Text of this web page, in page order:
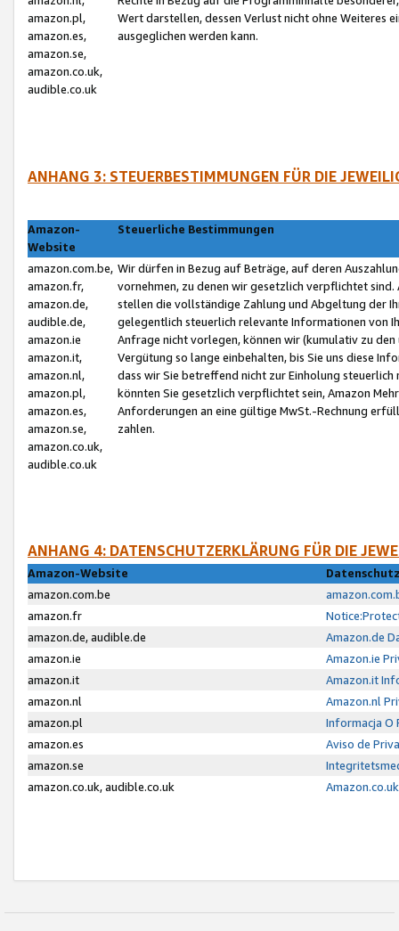
amazon.pl,
amazon.es,
amazon.se,
amazon.co.uk,
audible.co.uk
Wert darstellen, dessen Verlust nicht ohne Weiteres
ausgeglichen werden kann.
ANHANG 3: STEUERBESTIMMUNGEN FÜR DIE
Amazon-
Website
Steuerliche Bestimmungen
amazon.com.be,
amazon.fr,
amazon.de,
audible.de,
amazon.ie
amazon.it,
amazon.nl,
amazon.pl,
amazon.es,
amazon.se,
amazon.co.uk,
audible.co.uk
Wir dürfen in Bezug auf Beträge, auf deren
vornehmen, zu denen wir gesetzlich verpflichtet
stellen die vollständige Zahlung und Abgeltung der
gelegentlich steuerlich relevante Informationen von
Anfrage nicht vorlegen, können wir (kumulativ zu
Vergütung so lange einbehalten, bis Sie uns diese
dass wir Sie betreffend nicht zur Einholung
könnten Sie gesetzlich verpflichtet sein, Amazon
Anforderungen an eine gültige MwSt.-Rechnung
zahlen.
ANHANG 4: DATENSCHUTZERKLÄRUNG FÜR DIE
Amazon-Website
amazon.com.be
amazon.fr
amazon.de, audible.de
Amazon.de
amazon.ie
Amazon.ie
amazon.it
Amazon.it
amazon.nl
Amazon.nl
amazon.pl
Informacja O
amazon.es
Aviso de
amazon.se
amazon.co.uk, audible.co.uk